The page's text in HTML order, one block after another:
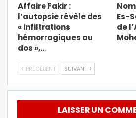
Affaire Fakir :
l’autopsie révèle des
« infiltrations
hémorragiques au
dos »,…
Es-
de
PRÉCÉDENT SUIVANT
LAISSER UN